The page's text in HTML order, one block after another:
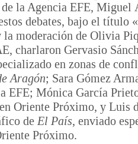
la Agencia EFE, Miguel
debates, bajo el título
moderación de Olivia
charlaron Gervasio
en zonas de
Aragón; Sara Gómez
EFE; Mónica García
Oriente Próximo, y Luis
de El País, enviado
Próximo.